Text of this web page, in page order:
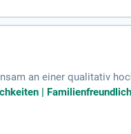
und Diagnostik auf
an einer qualitativ
|